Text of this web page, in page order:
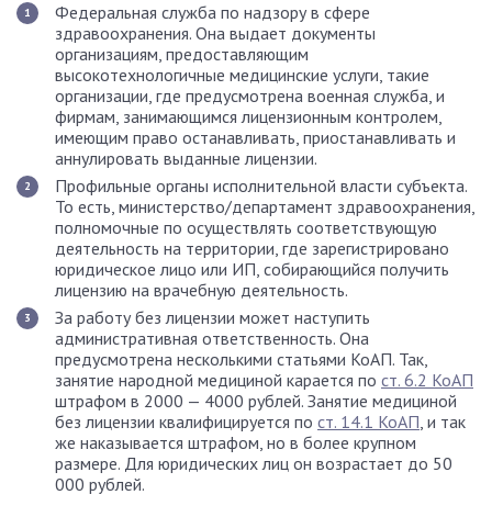
Федеральная служба по надзору в сфере
здравоохранения. Она выдает документы
организациям, предоставляющим
высокотехнологичные медицинские услуги, такие
организации, где предусмотрена военная служба, и
фирмам, занимающимся лицензионным контролем,
имеющим право останавливать, приостанавливать и
аннулировать выданные лицензии.
Профильные органы исполнительной власти субъекта.
То есть, министерство/департамент здравоохранения,
полномочные по осуществлять соответствующую
деятельность на территории, где зарегистрировано
юридическое лицо или ИП, собирающийся получить
лицензию на врачебную деятельность.
За работу без лицензии может наступить
административная ответственность. Она
предусмотрена несколькими статьями КоАП. Так,
занятие народной медициной карается по ст. 6.2 КоАП
штрафом в 2000 — 4000 рублей. Занятие медициной
без лицензии квалифицируется по ст. 14.1 КоАП, и так
же наказывается штрафом, но в более крупном
размере. Для юридических лиц он возрастает до 50
000 рублей.